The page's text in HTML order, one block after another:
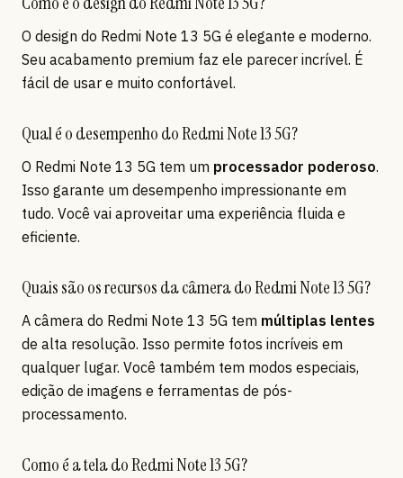
O design do Redmi Note 13 5G é elegante e moderno.
Seu acabamento premium faz ele parecer incrível. É
fácil de usar e muito confortável.
Qual é o desempenho do Redmi Note 13 5G?
O Redmi Note 13 5G tem um processador poderoso.
Isso garante um desempenho impressionante em
tudo. Você vai aproveitar uma experiência fluida e
eficiente.
Quais são os recursos da câmera do Redmi Note 13 5G?
A câmera do Redmi Note 13 5G tem múltiplas lentes
de alta resolução. Isso permite fotos incríveis em
qualquer lugar. Você também tem modos especiais,
edição de imagens e ferramentas de pós-
processamento.
Como é a tela do Redmi Note 13 5G?